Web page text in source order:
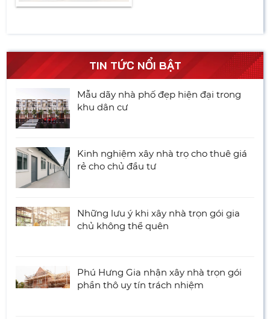
TIN TỨC NỔI BẬT
Mẫu dãy nhà phố đẹp hiện đại trong
khu dân cư
Kinh nghiệm xây nhà trọ cho thuê giá
rẻ cho chủ đầu tư
Những lưu ý khi xây nhà trọn gói gia
chủ không thể quên
Phú Hưng Gia nhận xây nhà trọn gói
phần thô uy tín trách nhiệm